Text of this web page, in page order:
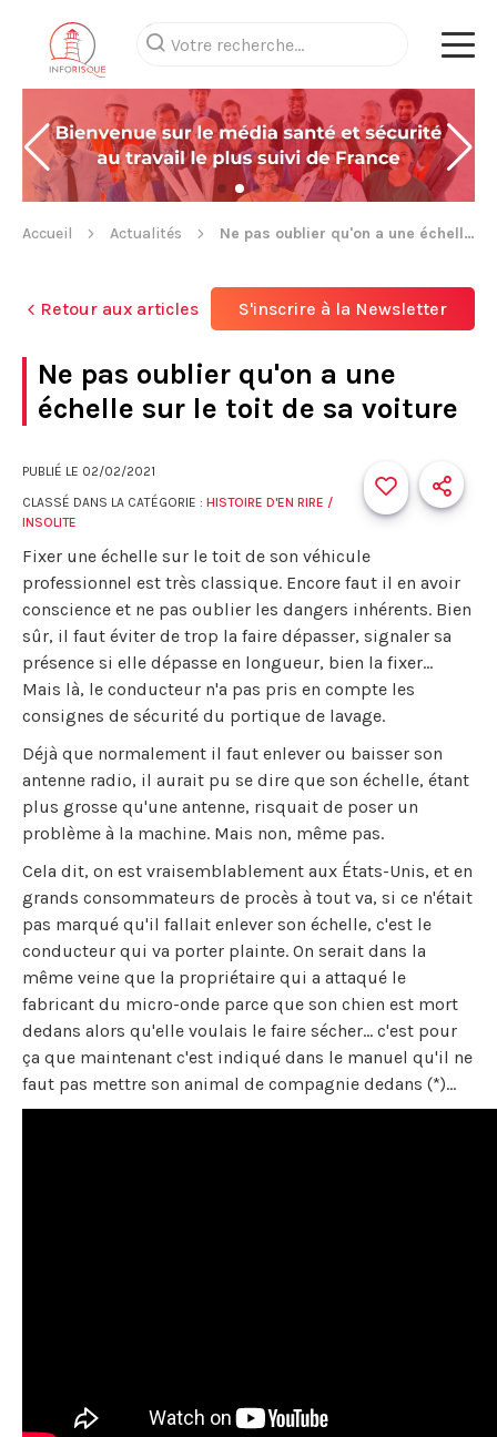
Accueil Actualités Ne pas oublier qu'on a une échelle sur le toit de sa voiture
Retour aux articles S'inscrire à la Newsletter
Ne pas oublier qu'on a une
échelle sur le toit de sa voiture
PUBLIÉ LE 02/02/2021
CLASSÉ DANS LA CATÉGORIE : HISTOIRE D'EN RIRE /
INSOLITE
Fixer une échelle sur le toit de son véhicule
professionnel est très classique. Encore faut il en avoir
conscience et ne pas oublier les dangers inhérents. Bien
sûr, il faut éviter de trop la faire dépasser, signaler sa
présence si elle dépasse en longueur, bien la fixer...
Mais là, le conducteur n'a pas pris en compte les
consignes de sécurité du portique de lavage.
Déjà que normalement il faut enlever ou baisser son
antenne radio, il aurait pu se dire que son échelle, étant
plus grosse qu'une antenne, risquait de poser un
problème à la machine. Mais non, même pas.
Cela dit, on est vraisemblablement aux États-Unis, et en
grands consommateurs de procès à tout va, si ce n'était
pas marqué qu'il fallait enlever son échelle, c'est le
conducteur qui va porter plainte. On serait dans la
même veine que la propriétaire qui a attaqué le
fabricant du micro-onde parce que son chien est mort
dedans alors qu'elle voulais le faire sécher... c'est pour
ça que maintenant c'est indiqué dans le manuel qu'il ne
faut pas mettre son animal de compagnie dedans (*)...